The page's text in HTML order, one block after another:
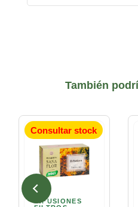
También
INFUSIONES
Consultar stock